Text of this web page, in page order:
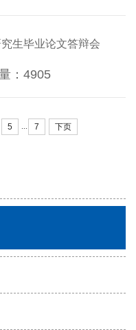
生毕业论文答辩会
： 4905
5 7 下页